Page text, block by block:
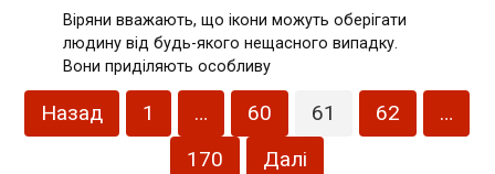
Віряни вважають, що ікони можуть оберігати
людину від будь-якого нещасного випадку.
Вони приділяють особливу
Пагінація
записів
Назад 1 … 60 61 62
…
170
Далі